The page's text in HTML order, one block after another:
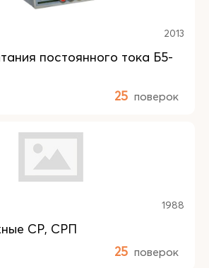
2013
постоянного тока Б5-
25 поверок
1988
СР, СРП
25 поверок